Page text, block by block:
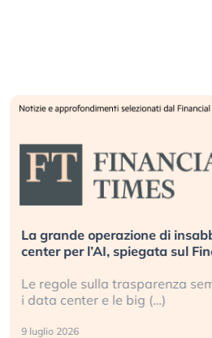
La grande operazione di
center per l’AI, spiegata sul
Le regole sulla trasparenza
i data center e le big (…)
9 luglio 2026